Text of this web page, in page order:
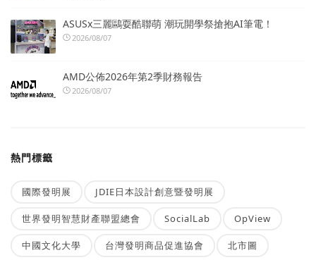
ASUSx三麗鷗耍酷聯萌 潮玩開學祭搶抱AI筆電！
2026/08/07
AMD公佈2026年第2季財務報告
2026/08/07
熱門標籤
國際發明展 JDIE日本設計創意暨發明展
世界發明智慧財產聯盟總會 SocialLab OpView
中國文化大學 台灣發明商品促進協會 北市圖